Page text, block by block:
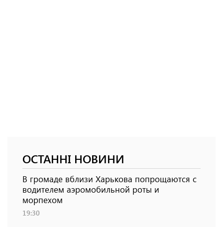
ОСТАННІ НОВИНИ
В громаде вблизи Харькова попрощаются с
водителем аэромобильной роты и
морпехом
19:30